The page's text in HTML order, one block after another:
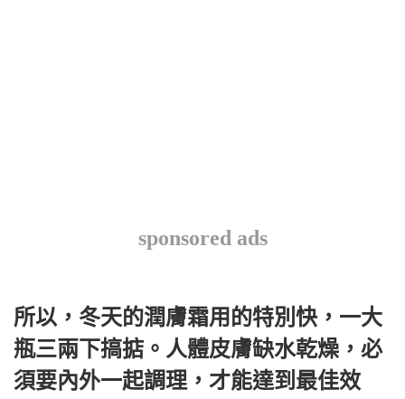
sponsored ads
所以，冬天的潤膚霜用的特別快，一大
瓶三兩下搞掂。人體皮膚缺水乾燥，必
須要內外一起調理，才能達到最佳效